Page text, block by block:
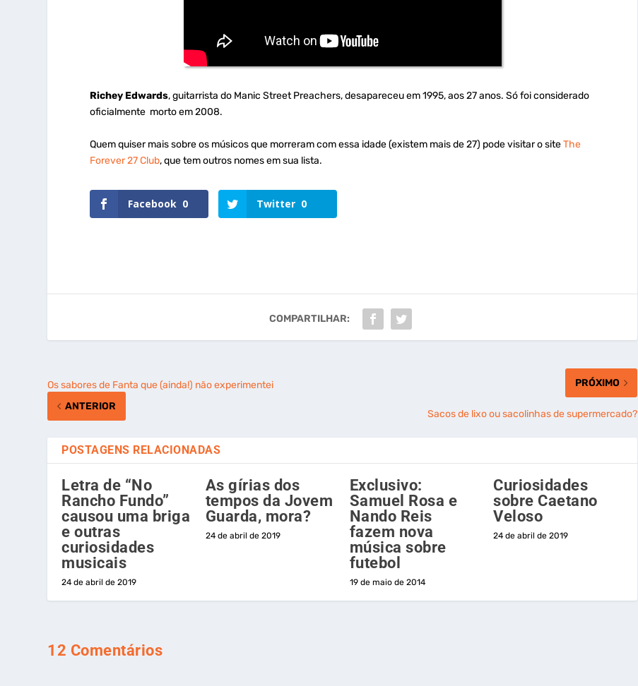
Richey Edwards, guitarrista do Manic Street Preachers, desapareceu em 1995, aos 27 anos. Só foi considerado
oficialmente morto em 2008.
Quem quiser mais sobre os músicos que morreram com essa idade (existem mais de 27) pode visitar o siteThe
Forever 27 Club, que tem outros nomes em sua lista.
Facebook 0 Twitter 0
COMPARTILHAR:
Os sabores de Fanta que (ainda!) não experimentei
ANTERIOR
PRÓXIMO
Sacos de lixo ou sacolinhas de supermercado?
POSTAGENS RELACIONADAS
Letra de “No
Rancho Fundo”
causou uma briga
e outras
curiosidades
musicais
24 de abril de 2019
As gírias dos
tempos da Jovem
Guarda, mora?
24 de abril de 2019
Exclusivo:
Samuel Rosa e
Nando Reis
fazem nova
música sobre
futebol
19 de maio de 2014
Curiosidades
sobre Caetano
Veloso
24 de abril de 2019
12 Comentários